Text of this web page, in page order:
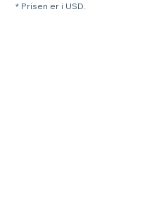
* Prisen er i USD.